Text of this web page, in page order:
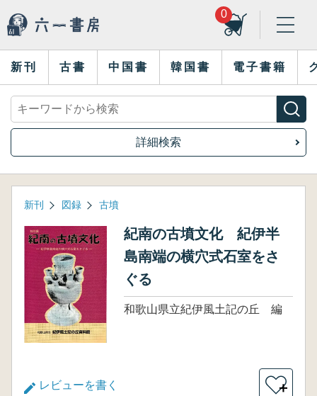
0
新刊 古書 中国書 韓国書 電子書籍
詳細検索
新刊 図録 古墳
紀南の古墳文化 紀伊半
島南端の横穴式石室をさ
ぐる
和歌山県立紀伊風土記の丘 編
レビューを書く ＋